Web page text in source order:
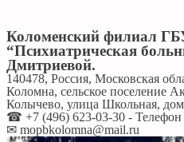
Коломенский филиал
“Психиатрическая
Дмитриевой.
140478, Россия, Московская
Коломна, сельское поселение
Колычево, улица Школьная,
☎ +7 (496) 623-03-30 - Телефон
✉ mopbkolomna@mail.ru